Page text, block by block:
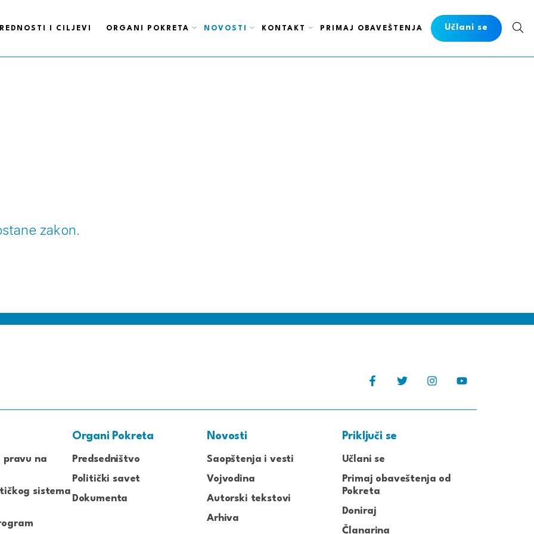
I CILJEVI ORGANI POKRETA NOVOSTI KONTAKT PRIMAJ OBAVEŠTENJA Učlani se
zakon.
pravu na
sistema
Organi Pokreta
Predsedništvo
Politički savet
Dokumenta
Novosti
Saopštenja i vesti
Vojvodina
Autorski tekstovi
Arhiva
Priključi se
Učlani se
Primaj obaveštenja od
Pokreta
Doniraj
Članarina